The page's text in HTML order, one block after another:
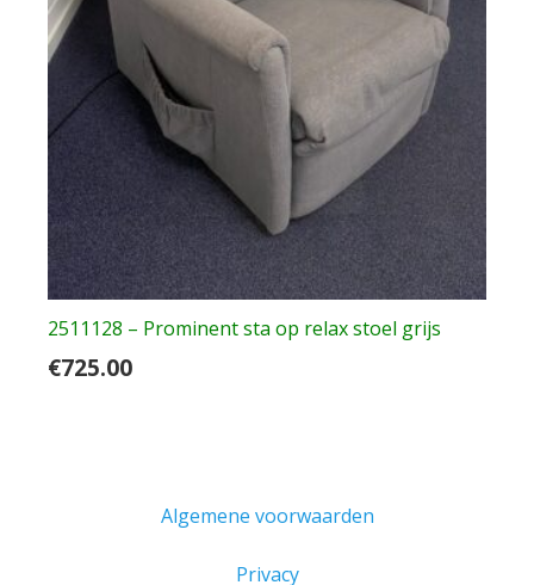
2511128 – Prominent sta op relax stoel grijs
€725.00
Algemene voorwaarden
Privacy